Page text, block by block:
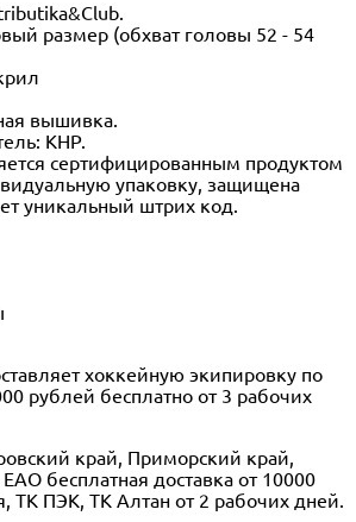
размер (обхват головы 52 - 54
вышивка.
КНР.
сертифицированным продуктом
упаковку, защищена
уникальный штрих код.
хоккейную экипировку по
рублей бесплатно от 3 рабочих
край, Приморский край,
бесплатная доставка от 10000
ТК ПЭК, ТК Алтан от 2 рабочих дней.